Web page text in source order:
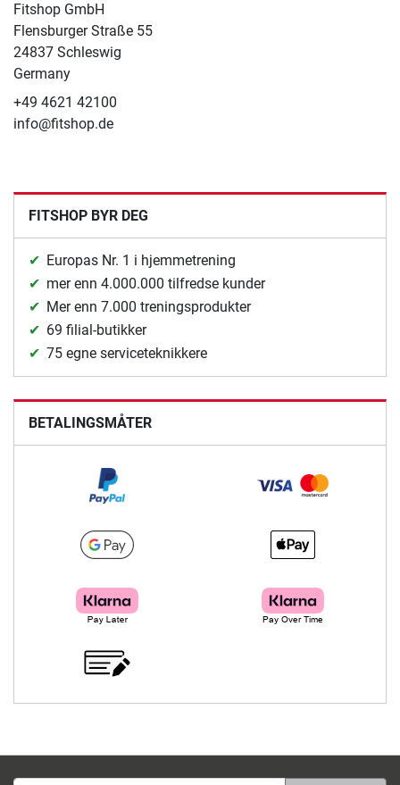
Fitshop GmbH
Flensburger Straße 55
24837 Schleswig
Germany
+49 4621 42100
info@fitshop.de
FITSHOP BYR DEG
Europas Nr. 1 i hjemmetrening
mer enn 4.000.000 tilfredse kunder
Mer enn 7.000 treningsprodukter
69 filial-butikker
75 egne serviceteknikkere
BETALINGSMÅTER